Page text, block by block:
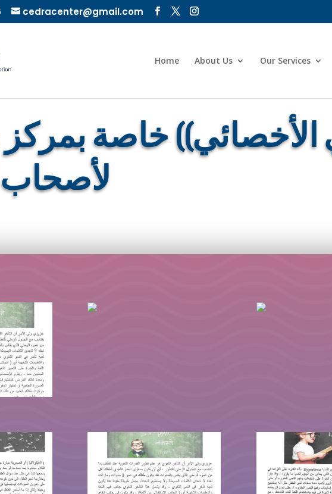
cedracenter@gmail.com
Home About Us Our Services
خاصة
لأصحاب